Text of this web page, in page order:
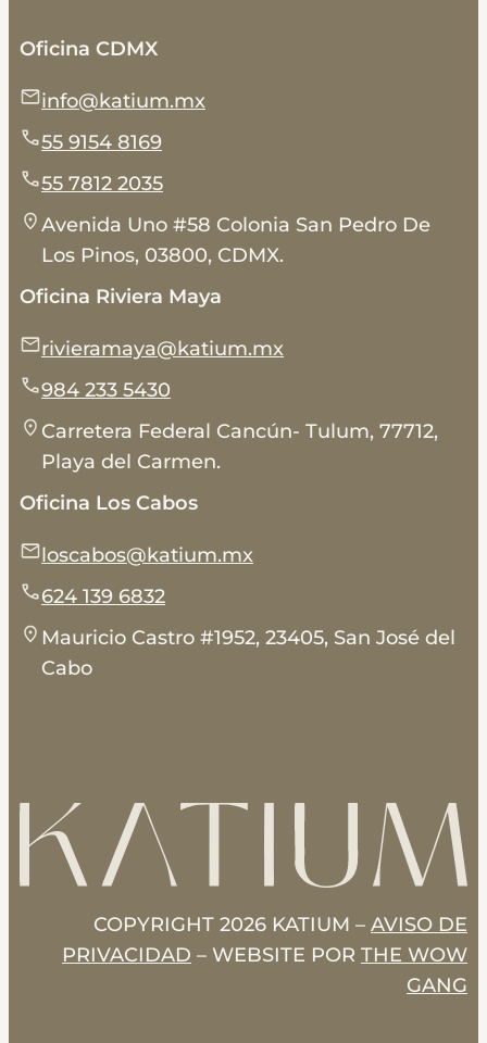
Oficina CDMX
info@katium.mx
55 9154 8169
55 7812 2035
Avenida Uno #58 Colonia San Pedro De
Los Pinos, 03800, CDMX.
Oficina Riviera Maya
rivieramaya@katium.mx
984 233 5430
Carretera Federal Cancún- Tulum, 77712,
Playa del Carmen.
Oficina Los Cabos
loscabos@katium.mx
624 139 6832
Mauricio Castro #1952, 23405, San José del
Cabo
COPYRIGHT 2026 KATIUM – AVISO DE
PRIVACIDAD – WEBSITE POR THE WOW
GANG